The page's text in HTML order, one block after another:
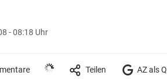
- 08:18 Uhr
Teilen AZ als